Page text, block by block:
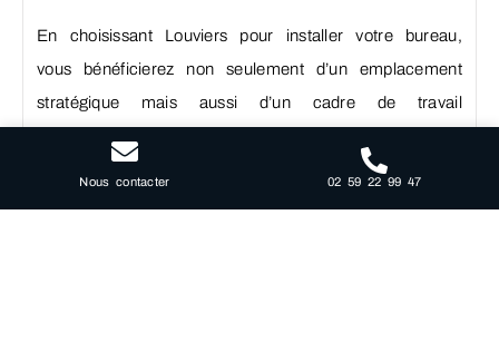
Nous contacter 02 59 22 99 47
En choisissant Louviers pour installer votre bureau,
vous bénéficierez non seulement d’un emplacement
stratégique mais aussi d’un cadre de travail
découvrir nos offres de location de bureaux